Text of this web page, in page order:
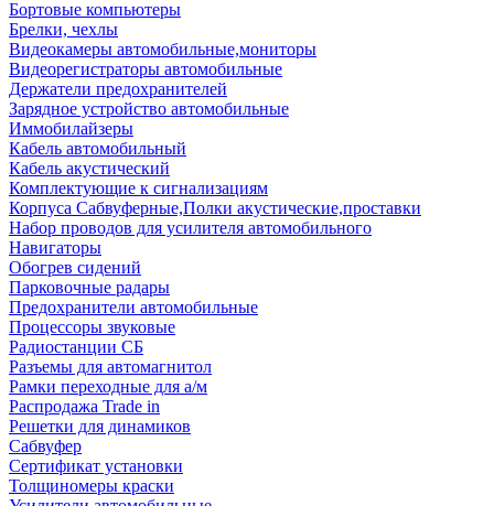
Бортовые компьютеры
Брелки, чехлы
Видеокамеры автомобильные,мониторы
Видеорегистраторы автомобильные
Держатели предохранителей
Зарядное устройство автомобильные
Иммобилайзеры
Кабель автомобильный
Кабель акустический
Комплектующие к сигнализациям
Корпуса Сабвуферные,Полки акустические,проставки
Набор проводов для усилителя автомобильного
Навигаторы
Обогрев сидений
Парковочные радары
Предохранители автомобильные
Процессоры звуковые
Радиостанции СБ
Разъемы для автомагнитол
Рамки переходные для а/м
Распродажа Trade in
Решетки для динамиков
Сабвуфер
Сертификат установки
Толщиномеры краски